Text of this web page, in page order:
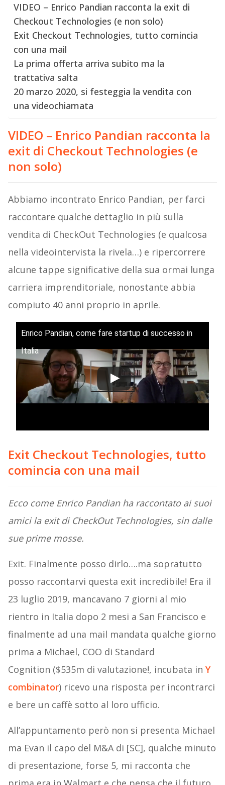
VIDEO – Enrico Pandian racconta la exit di
Checkout Technologies (e non solo)
Exit Checkout Technologies, tutto comincia
con una mail
La prima offerta arriva subito ma la
trattativa salta
20 marzo 2020, si festeggia la vendita con
una videochiamata
VIDEO – Enrico Pandian racconta la
exit di Checkout Technologies (e
non solo)
Abbiamo incontrato Enrico Pandian, per farci
raccontare qualche dettaglio in più sulla
vendita di CheckOut Technologies (e qualcosa
nella videointervista la rivela…) e ripercorrere
alcune tappe significative della sua ormai lunga
carriera imprenditoriale, nonostante abbia
compiuto 40 anni proprio in aprile.
Enrico Pandian, come fare startup di successo in
Italia
Exit Checkout Technologies, tutto
comincia con una mail
Ecco come Enrico Pandian ha raccontato ai suoi
amici la exit di CheckOut Technologies, sin dalle
sue prime mosse.
Exit. Finalmente posso dirlo….ma sopratutto
posso raccontarvi questa exit incredibile! Era il
23 luglio 2019, mancavano 7 giorni al mio
rientro in Italia dopo 2 mesi a San Francisco e
finalmente ad una mail mandata qualche giorno
prima a Michael, COO di Standard
Cognition ($535m di valutazione!, incubata in Y
combinator) ricevo una risposta per incontrarci
e bere un caffè sotto al loro ufficio.
All’appuntamento però non si presenta Michael
ma Evan il capo del M&A di [SC], qualche minuto
di presentazione, forse 5, mi racconta che